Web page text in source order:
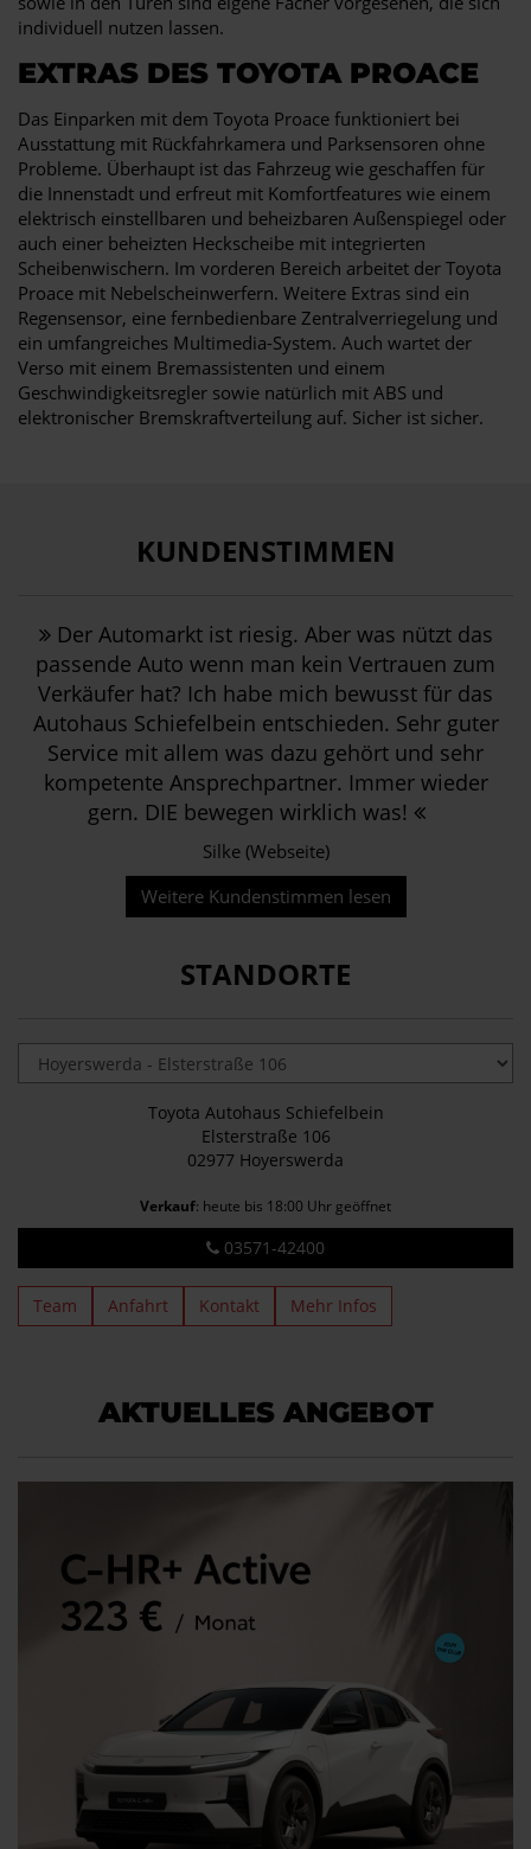
individuell nutzen lassen.
EXTRAS DES TOYOTA PROACE
Das Einparken mit dem Toyota Proace funktioniert bei
Ausstattung mit Rückfahrkamera und Parksensoren ohne
Probleme. Überhaupt ist das Fahrzeug wie geschaffen für
die Innenstadt und erfreut mit Komfortfeatures wie einem
elektrisch einstellbaren und beheizbaren Außenspiegel oder
auch einer beheizten Heckscheibe mit integrierten
Scheibenwischern. Im vorderen Bereich arbeitet der Toyota
Proace mit Nebelscheinwerfern. Weitere Extras sind ein
Regensensor, eine fernbedienbare Zentralverriegelung und
ein umfangreiches Multimedia-System. Auch wartet der
Verso mit einem Bremassistenten und einem
Geschwindigkeitsregler sowie natürlich mit ABS und
elektronischer Bremskraftverteilung auf. Sicher ist sicher.
KUNDENSTIMMEN
Der Automarkt ist riesig. Aber was nützt das
passende Auto wenn man kein Vertrauen zum
Verkäufer hat? Ich habe mich bewusst für das
Autohaus Schiefelbein entschieden. Sehr guter
Service mit allem was dazu gehört und sehr
kompetente Ansprechpartner. Immer wieder
gern. DIE bewegen wirklich was!
Silke (Webseite)
Weitere Kundenstimmen lesen
STANDORTE
Toyota Autohaus Schiefelbein
Elsterstraße 106
02977 Hoyerswerda
Verkauf: heute bis 18:00 Uhr geöffnet
03571-42400
Team Anfahrt Kontakt Mehr Infos
AKTUELLES ANGEBOT